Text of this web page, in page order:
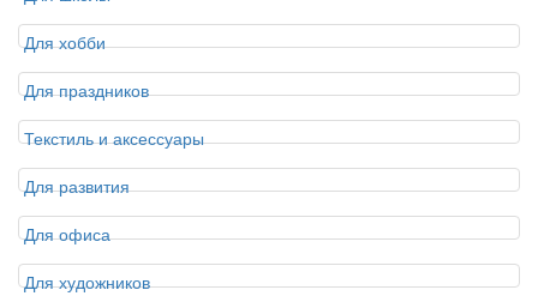
Для хобби
Для праздников
Текстиль и аксессуары
Для развития
Для офиса
Для художников